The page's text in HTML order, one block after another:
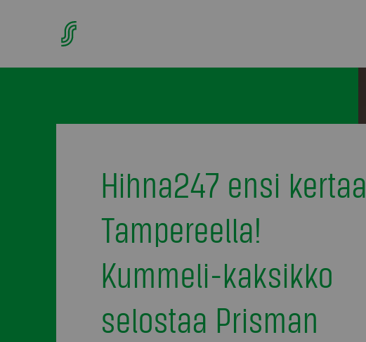
Hihna247 ensi kertaa
Tampereella!
Kummeli-kaksikko
selostaa Prisman